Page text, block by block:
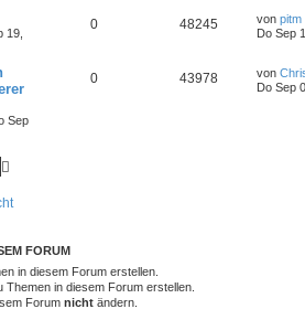
19,
0 48245 von pitm
Do Sep
Sep
0 43978 von
Do Sep
FORUM
in diesem Forum erstellen.
Themen in diesem Forum erstellen.
Forum nicht ändern.